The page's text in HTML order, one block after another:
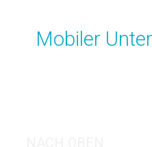
Mobiler